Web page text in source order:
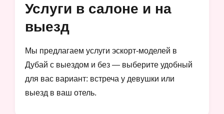
Услуги в салоне и на
выезд
Мы предлагаем услуги эскорт-моделей в
Дубай с выездом и без — выберите удобный
для вас вариант: встреча у девушки или
выезд в ваш отель.